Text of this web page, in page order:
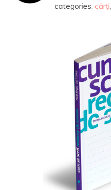
categories: cărţi,